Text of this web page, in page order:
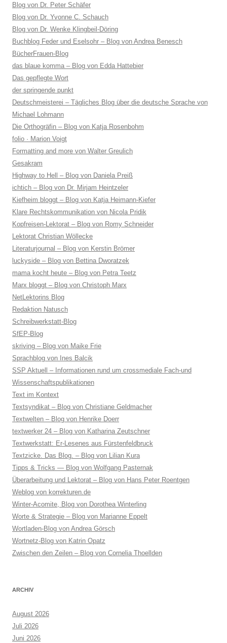
Blog von Dr. Peter Schäfer
Blog von Dr. Yvonne C. Schauch
Blog von Dr. Wenke Klingbeil-Döring
Buchblog Feder und Eselsohr – Blog von Andrea Benesch
BücherFrauen-Blog
das blaue komma – Blog von Edda Hattebier
Das gepflegte Wort
der springende punkt
Deutschmeisterei – Tägliches Blog über die deutsche Sprache von
Michael Lohmann
Die Orthogräfin – Blog von Katja Rosenbohm
folio · Marion Voigt
Formatting and more von Walter Greulich
Gesakram
Highway to Hell – Blog von Daniela Preiß
ichtich – Blog von Dr. Mirjam Heintzeler
Kiefheim bloggt – Blog von Katja Heimann-Kiefer
Klare Rechtskommunikation von Nicola Pridik
Kopfreisen-Lektorat – Blog von Romy Schneider
Lektorat Christian Wöllecke
Literaturjournal – Blog von Kerstin Brömer
luckyside – Blog von Bettina Dworatzek
mama kocht heute – Blog von Petra Teetz
Marx bloggt – Blog von Christoph Marx
NetLektorins Blog
Redaktion Natusch
Schreibwerkstatt-Blog
SfEP-Blog
skriving – Blog von Maike Frie
Sprachblog von Ines Balcik
SSP Aktuell – Informationen rund um crossmediale Fach-und
Wissenschaftspublikationen
Text im Kontext
Textsyndikat – Blog von Christiane Geldmacher
Textwelten – Blog von Henrike Doerr
textwerker 24 – Blog von Katharina Zeutschner
Textwerkstatt: Er-Lesenes aus Fürstenfeldbruck
Textzicke. Das Blog. – Blog von Lilian Kura
Tipps & Tricks — Blog von Wolfgang Pasternak
Überarbeitung und Lektorat – Blog von Hans Peter Roentgen
Weblog von korrekturen.de
Winter-Acomite, Blog von Dorothea Winterling
Worte & Strategie – Blog von Marianne Eppelt
Wortladen-Blog von Andrea Görsch
Wortnetz-Blog von Katrin Opatz
Zwischen den Zeilen – Blog von Cornelia Thoellden
ARCHIV
August 2026
Juli 2026
Juni 2026